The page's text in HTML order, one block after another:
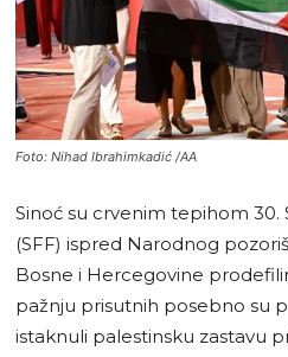
Foto: Nihad Ibrahimkadić /AA
Sinoć su crvenim tepihom 30.
(SFF) ispred Narodnog
Bosne i Hercegovine
pažnju prisutnih posebno su
istaknuli palestinsku zastavu